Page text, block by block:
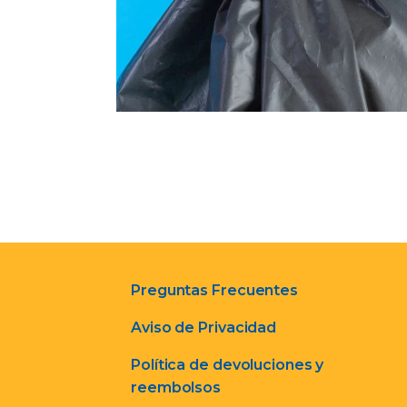
Preguntas Frecuentes
Aviso de Privacidad
Política de devoluciones y
reembolsos